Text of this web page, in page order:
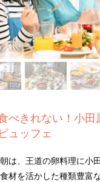
べきれない！小田
ュッフェ
は、王道の卵料理に小
材を活かした種類豊富